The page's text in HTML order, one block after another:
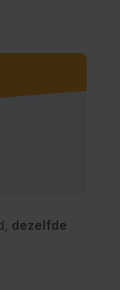
dezelfde